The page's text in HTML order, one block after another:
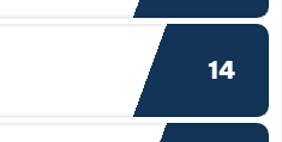
14